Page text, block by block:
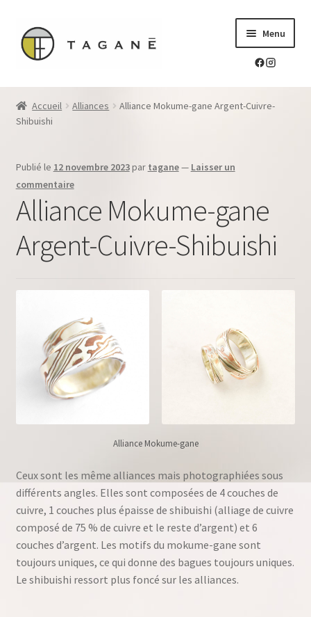
Aller
Aller
au
contenu
Menu
Le sur-mesure en mokume-gane
Mes réalisations
Blog Tagane
Boutique
enfant
Contact
Accueil Alliances
Alliance Mokume-gane Argent-Cuivre-
Shibuishi
Publié le 12 novembre 2023par tagane— Laisser un
commentaire
Alliance Mokume-gane
Argent-Cuivre-Shibuishi
Alliance Mokume-gane
Ceux sont les même alliances mais photographiées sous
différents angles. Elles sont composées de 4 couches de
cuivre, 1 couches plus épaisse de shibuishi (alliage de cuivre
composé de 75 % de cuivre et le reste d’argent) et 6
couches d’argent. Les motifs du mokume-gane sont
toujours uniques, ce qui donne des bagues toujours uniques.
Le shibuishi ressort plus foncé sur les alliances.